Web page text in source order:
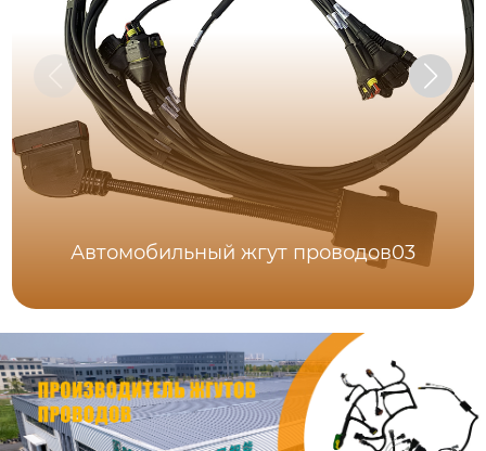
Автомобильный жгут проводов03